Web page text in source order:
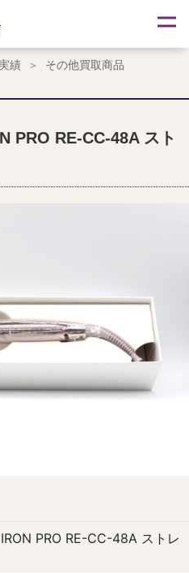
績
その他買取商品
PRO RE-CC-48A スト
PRO RE-CC-48A ストレ